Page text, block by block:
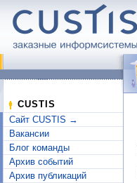
CUSTIS
Сайт CUSTIS →
Вакансии
Блог команды
Архив событий
Архив публикаций